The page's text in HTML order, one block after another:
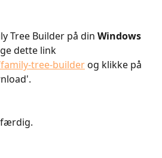
Tree Builder på din Windows
dette link
tree-builder og klikke på